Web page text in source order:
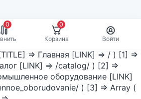
0
0
Корзина
Войти
=> Главная [LINK] => / ) [1] =>
[LINK] => /catalog/ ) [2] =>
оборудование [LINK]
) [3] => Array (